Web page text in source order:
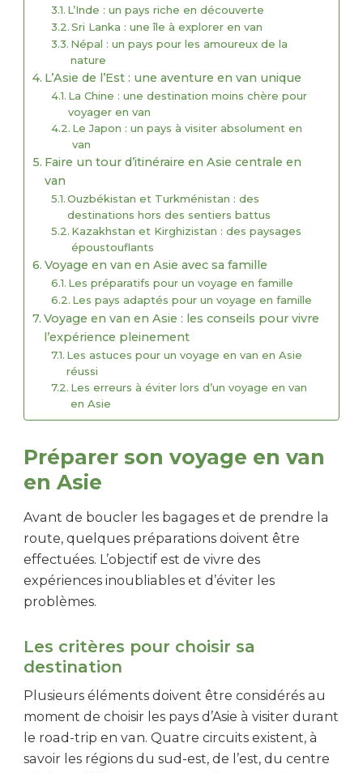
L’Inde : un pays riche en découverte
Sri Lanka : une île à explorer en van
Népal : un pays pour les amoureux de la
nature
L’Asie de l’Est : une aventure en van unique
La Chine : une destination moins chère pour
voyager en van
Le Japon : un pays à visiter absolument en
van
Faire un tour d’itinéraire en Asie centrale en
van
Ouzbékistan et Turkménistan : des
destinations hors des sentiers battus
Kazakhstan et Kirghizistan : des paysages
époustouflants
Voyage en van en Asie avec sa famille
Les préparatifs pour un voyage en famille
Les pays adaptés pour un voyage en famille
Voyage en van en Asie : les conseils pour vivre
l’expérience pleinement
Les astuces pour un voyage en van en Asie
réussi
Les erreurs à éviter lors d’un voyage en van
en Asie
Préparer son voyage en van
en Asie
Avant de boucler les bagages et de prendre la
route, quelques préparations doivent être
effectuées. L’objectif est de vivre des
expériences inoubliables et d’éviter les
problèmes.
Les critères pour choisir sa
destination
Plusieurs éléments doivent être considérés au
moment de choisir les pays d’Asie à visiter durant
le road-trip en van. Quatre circuits existent, à
savoir les régions du sud-est, de l’est, du centre